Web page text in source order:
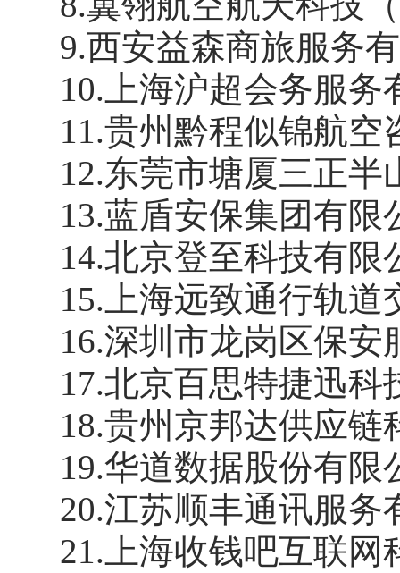
9.西安益森商旅服务
10. 上海沪超会务服务
11.贵州黔程似锦航空
12.东莞市塘厦三正半
13.蓝盾安保集团有限
14.北京登至科技有限
15. 上海远致通行轨
16.深圳市龙岗区保安
17.北京百思特捷迅科
18.贵州京邦达供应链
19.华道数据股份有限
20.江苏顺丰通讯服务
21. 上海收钱吧互联